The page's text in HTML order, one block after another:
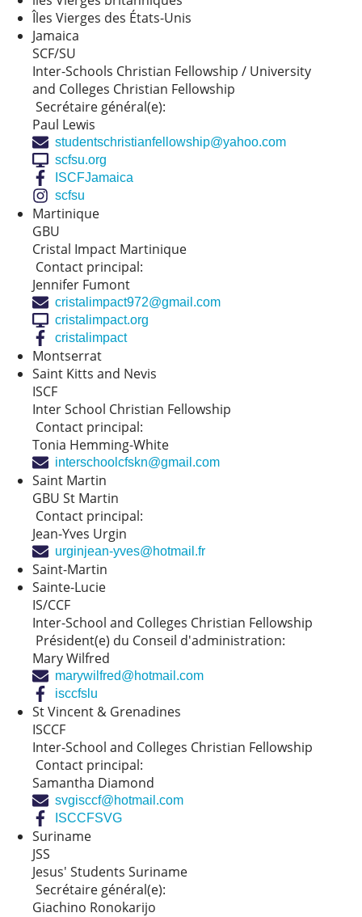
Îles Vierges des États-Unis
Jamaica
SCF/SU
Inter-Schools Christian Fellowship / University
and Colleges Christian Fellowship
Secrétaire général(e):
Paul Lewis
studentschristianfellowship@yahoo.com
scfsu.org
ISCFJamaica
scfsu
Martinique
GBU
Cristal Impact Martinique
Contact principal:
Jennifer Fumont
cristalimpact972@gmail.com
cristalimpact.org
cristalimpact
Montserrat
Saint Kitts and Nevis
ISCF
Inter School Christian Fellowship
Contact principal:
Tonia Hemming-White
interschoolcfskn@gmail.com
Saint Martin
GBU St Martin
Contact principal:
Jean-Yves Urgin
urginjean-yves@hotmail.fr
Saint-Martin
Sainte-Lucie
IS/CCF
Inter-School and Colleges Christian Fellowship
Président(e) du Conseil d'administration:
Mary Wilfred
marywilfred@hotmail.com
isccfslu
St Vincent & Grenadines
ISCCF
Inter-School and Colleges Christian Fellowship
Contact principal:
Samantha Diamond
svgisccf@hotmail.com
ISCCFSVG
Suriname
JSS
Jesus' Students Suriname
Secrétaire général(e):
Giachino Ronokarijo